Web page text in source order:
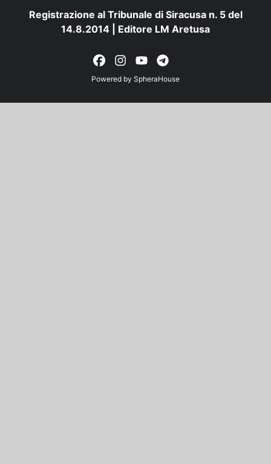
Registrazione al Tribunale di Siracusa n. 5 del
14.8.2014 | Editore LM Aretusa
Powered by SpheraHouse